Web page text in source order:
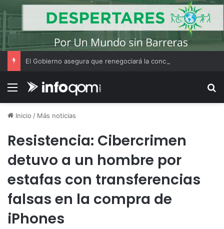
Menú
Inicio / Más noticias
Resistencia: Cibercrimen
detuvo a un hombre por
estafas con transferencias
falsas en la compra de
iPhones